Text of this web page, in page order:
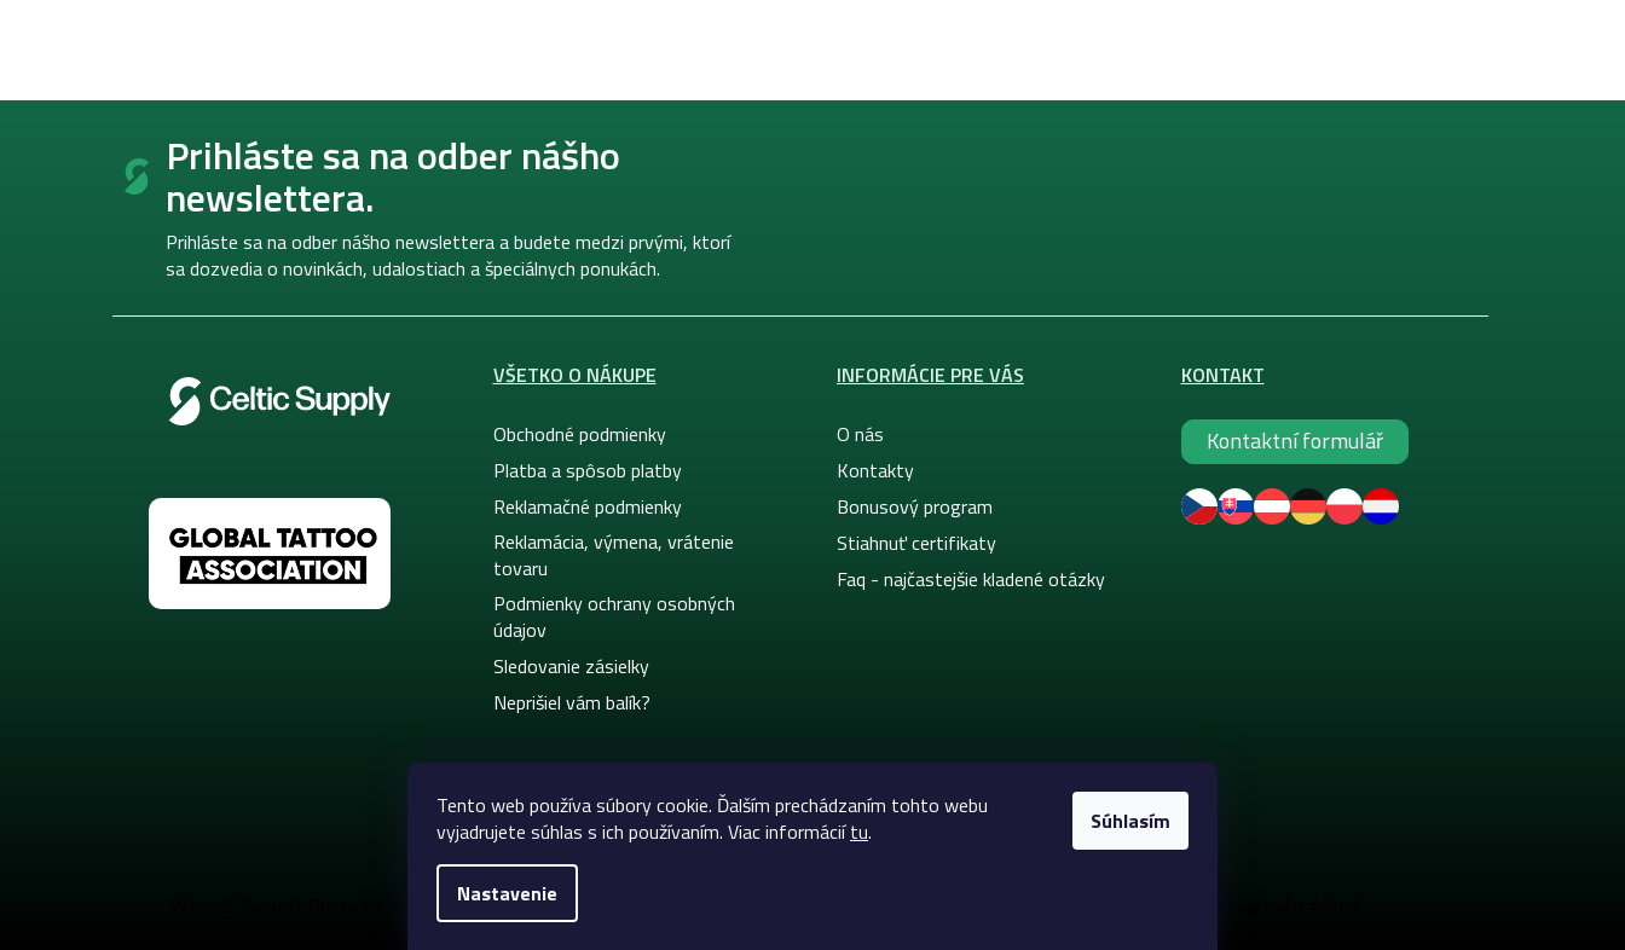
Tento web používa súbory cookie. Ďalším prechádzaním tohto webu
vyjadrujete súhlas s ich používaním. Viac informáciítu.
Nastavenie
Súhlasím
Z
Prihláste sa na odber nášho
newslettera.
Prihláste sa na odber nášho newslettera a budete medzi prvými, ktorí
sa dozvedia o novinkách, udalostiach a špeciálnych ponukách.
VŠETKO O NÁKUPE
Obchodné podmienky
Platba a spôsob platby
Reklamačné podmienky
Reklamácia, výmena, vrátenie
tovaru
Podmienky ochrany osobných
údajov
Sledovanie zásielky
Neprišiel vám balík?
INFORMÁCIE PRE VÁS
O nás
Kontakty
Bonusový program
Stiahnuť certifikaty
Faq - najčastejšie kladené otázky
KONTAKT
Kontaktní formulář
Copyright 2026Celtic-Supply.sk | Všetko pre tetovanie a permanentný makeup